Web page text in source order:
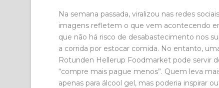
Na semana passada, viralizou nas redes
imagens refletem o que vem acontecendo
que não há risco de desabastecimento nos
a corrida por estocar comida. No entanto,
Rotunden Hellerup Foodmarket pode servir
“compre mais pague menos”. Quem leva
apenas para álcool gel, mas poderia inspirar